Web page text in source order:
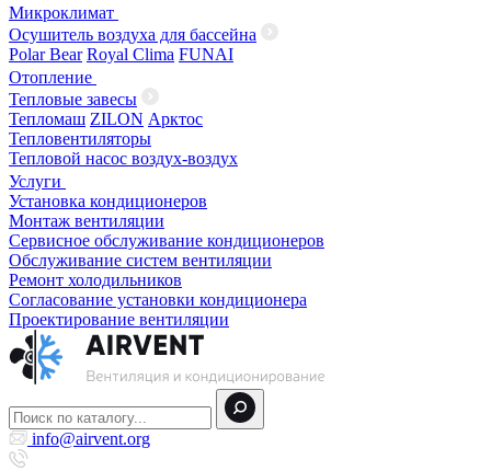
Микроклимат
Осушитель воздуха для бассейна
Polar Bear Royal Clima FUNAI
Отопление
Тепловые завесы
Тепломаш ZILON Арктос
Тепловентиляторы
Тепловой насос воздух-воздух
Услуги
Установка кондиционеров
Монтаж вентиляции
Сервисное обслуживание кондиционеров
Обслуживание систем вентиляции
Ремонт холодильников
Согласование установки кондиционера
Проектирование вентиляции
info@airvent.org